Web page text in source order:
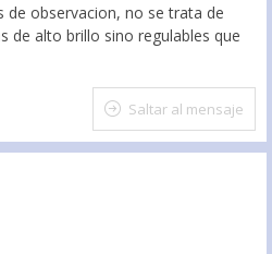
de observacion, no se trata de
de alto brillo sino regulables que
Saltar al mensaje